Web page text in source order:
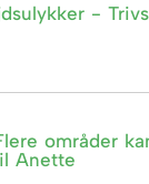
-
områder
Anette